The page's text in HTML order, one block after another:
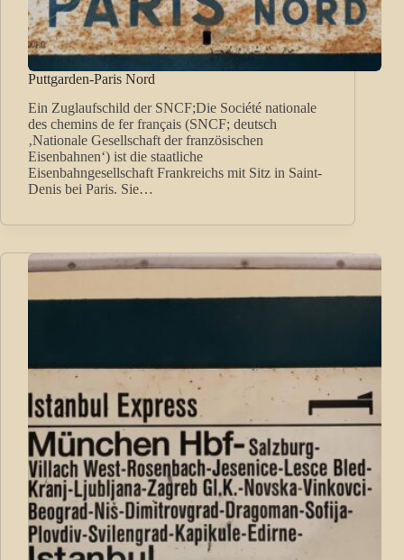
Puttgarden-Paris Nord
Ein Zuglaufschild der SNCF;Die Société nationale
des chemins de fer français (SNCF; deutsch
‚Nationale Gesellschaft der französischen
Eisenbahnen‘) ist die staatliche
Eisenbahngesellschaft Frankreichs mit Sitz in Saint-
Denis bei Paris. Sie…